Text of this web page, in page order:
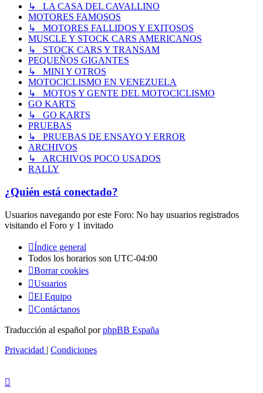
↳ LA CASA DEL CAVALLINO
MOTORES FAMOSOS
↳ MOTORES FALLIDOS Y EXITOSOS
MUSCLE Y STOCK CARS AMERICANOS
↳ STOCK CARS Y TRANSAM
PEQUEÑOS GIGANTES
↳ MINI Y OTROS
MOTOCICLISMO EN VENEZUELA
↳ MOTOS Y GENTE DEL MOTOCICLISMO
GO KARTS
↳ GO KARTS
PRUEBAS
↳ PRUEBAS DE ENSAYO Y ERROR
ARCHIVOS
↳ ARCHIVOS POCO USADOS
RALLY
¿Quién está conectado?
Usuarios navegando por este Foro: No hay usuarios registrados
visitando el Foro y 1 invitado
Índice general
Todos los horarios son UTC-04:00
Borrar cookies
Usuarios
El Equipo
Contáctanos
Traducción al español porphpBB España
Privacidad | Condiciones